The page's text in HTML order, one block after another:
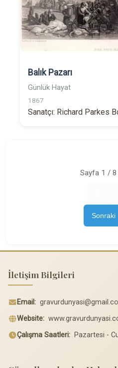
Balık Pazarı
Günlük Hayat
1867
Sanatçı: Richard Parkes
Sayfa 1 /
Sonraki
İletişim Bilgileri
Email:
Website:
Çalışma Saatleri: Pazartesi -